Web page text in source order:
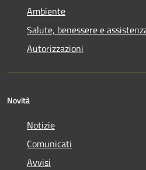
Ambiente
Salute, benessere e
Autorizzazioni
Novità
Notizie
Comunicati
Avvisi